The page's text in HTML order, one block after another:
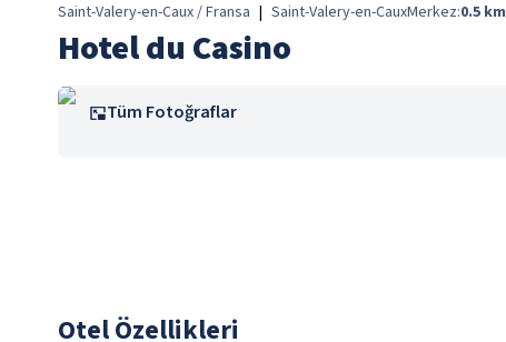
Saint-Valery-en-Caux / Fransa | Saint-Valery-en-CauxMerkez:0.5 km
Hotel du Casino
Tüm Fotoğraflar
Otel Özellikleri